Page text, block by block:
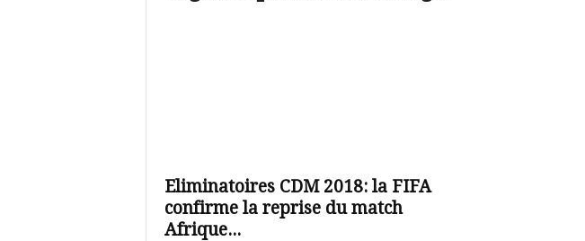
Eliminatoires CDM 2018: la FIFA
confirme la reprise du match
Afrique...